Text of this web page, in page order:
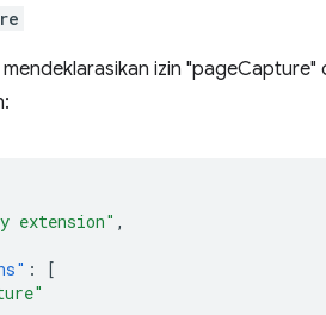
izin "pageCapture"
extension" ,
:
[